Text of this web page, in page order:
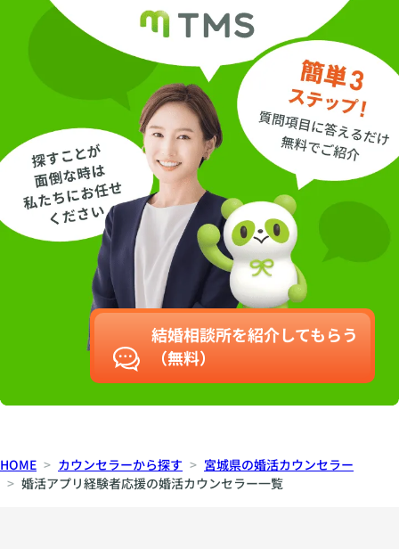
結婚相談所を紹介してもらう
（無料）
HOME カウンセラーから探す
宮城県の婚活カウンセラー
婚活アプリ経験者応援の婚活カウンセラー一覧